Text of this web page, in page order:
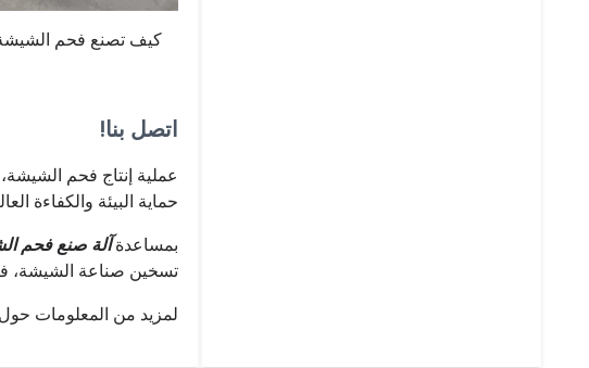
كيف تصنع فحم
اتصل بنا!
عملية إنتاج فحم الشيشة،
حماية البيئة والكفاءة
بمساعدةآلة صنع فحم
تسخين صناعة الشيشة،
لمزيد من المعلومات حول